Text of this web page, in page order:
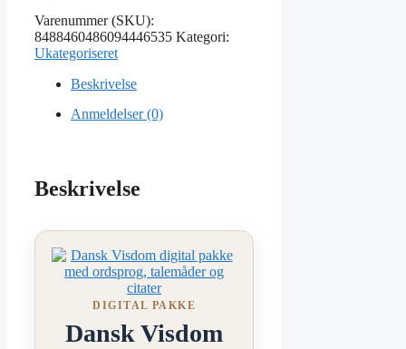
Varenummer (SKU):
8488460486094446535 Kategori:
Ukategoriseret
Beskrivelse
Anmeldelser (0)
Beskrivelse
DIGITAL PAKKE
Dansk Visdom